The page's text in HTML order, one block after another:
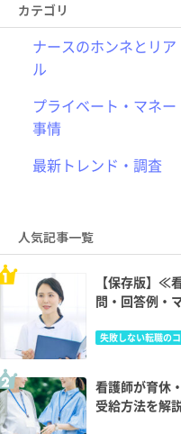
カテゴリ
ナースのホンネとリア
ル
プライベート・マネー
事情
最新トレンド・調査
人気記事一覧
【保存版】≪
問・回答例・
失敗しない転職の
看護師が育休
受給方法を解